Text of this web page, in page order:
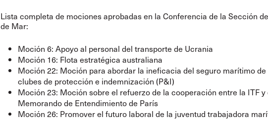
Lista completa de mociones aprobadas en la Conferencia de la Sección
de Mar:
Moción 6: Apoyo al personal del transporte de Ucrania
Moción 16: Flota estratégica australiana
Moción 22: Moción para abordar la ineficacia del seguro marítimo de
clubes de protección e indemnización (P&I)
Moción 23: Moción sobre el refuerzo de la cooperación entre la ITF y
Memorando de Entendimiento de París
Moción 26: Promover el futuro laboral de la juventud trabajadora